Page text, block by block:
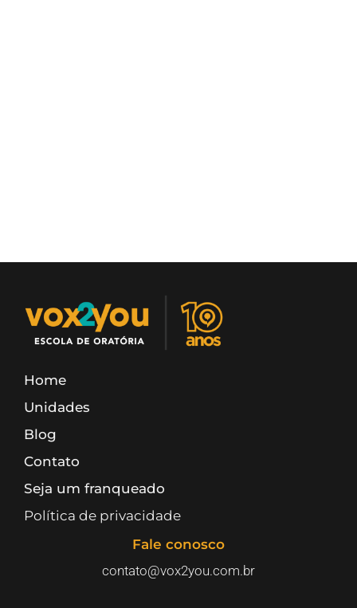
Home
Unidades
Blog
Contato
Seja um franqueado
Política de privacidade
Fale conosco
contato@vox2you.com.br